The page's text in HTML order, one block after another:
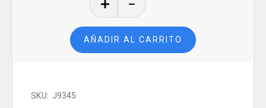
Bird
(1978)
–
AÑADIR AL CARRITO
SKU:J9345